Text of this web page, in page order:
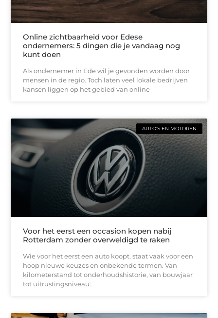
Online zichtbaarheid voor Edese
ondernemers: 5 dingen die je vandaag nog
kunt doen
Als ondernemer in Ede wil je gevonden worden door
mensen in de regio. Toch laten veel lokale bedrijven
kansen liggen op het gebied van online
AUTO'S EN MOTOREN
Voor het eerst een occasion kopen nabij
Rotterdam zonder overweldigd te raken
Wie voor het eerst een auto koopt, staat vaak voor een
hoop nieuwe keuzes en onbekende termen. Van
kilometerstand tot onderhoudshistorie, van bouwjaar
tot uitrustingsniveau: